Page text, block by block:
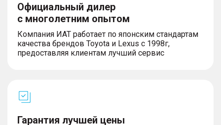
Официальный дилер
с многолетним опытом
Компания ИАТ работает по японским стандартам
качества брендов Toyota и Lexus с 1998г,
предоставляя клиентам лучший сервис
Гарантия лучшей цены